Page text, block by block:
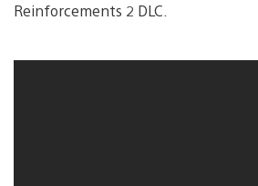
Reinforcements 2 DLC.